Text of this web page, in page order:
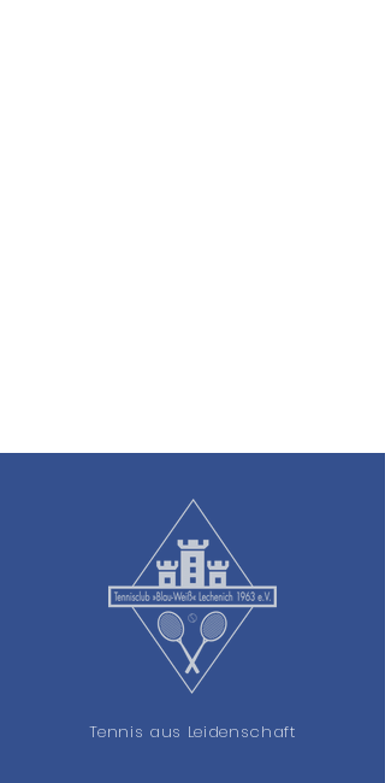
Tennis aus Leidenschaft